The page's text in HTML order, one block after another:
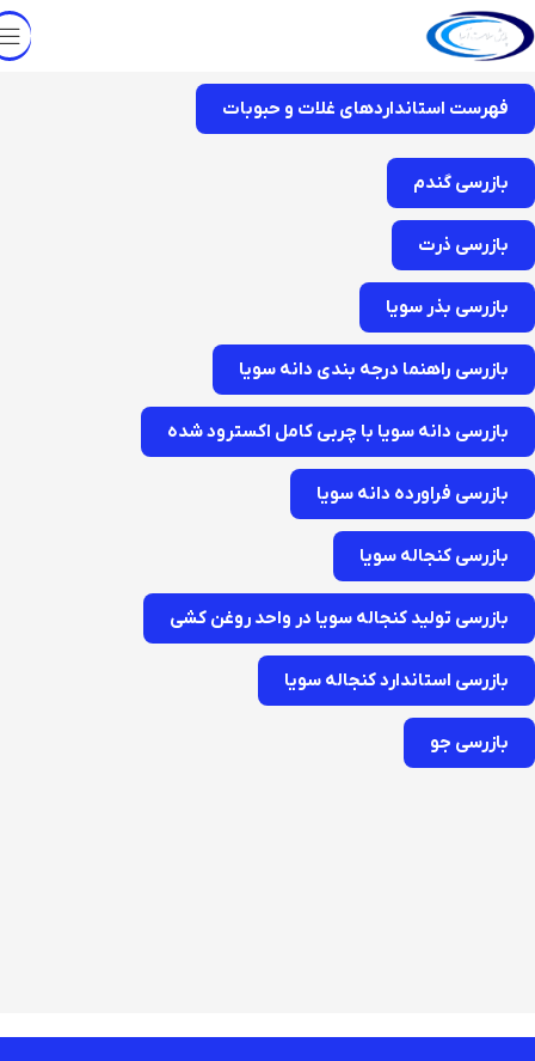
فهرست استانداردهای غلات و حبوبات
بازرسی گندم
بازرسی ذرت
بازرسی بذر سویا
بازرسی راهنما درجه بندی دانه سویا
بازرسی دانه سویا با چربی کامل اکسترود شده
بازرسی فراورده دانه سویا
بازرسی کنجاله سویا
بازرسی تولید کنجاله سویا در واحد روغن کشی
بازرسی استاندارد کنجاله سویا
بازرسی جو